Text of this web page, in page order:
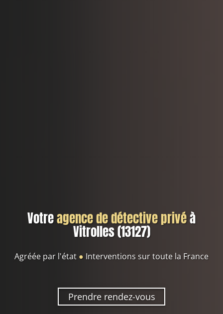
Votreagence de détective privéà
Vitrolles (13127)
Agréée par l'état ● Interventions sur toute la France
Prendre rendez-vous